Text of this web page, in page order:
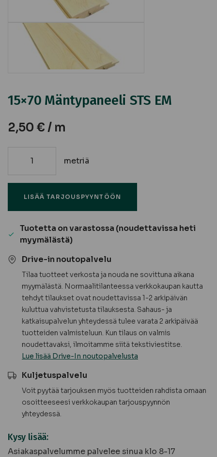
15×70 Mäntypaneeli STS EM
2,50 € / m
määrä
metriä
LISÄÄ TARJOUSPYYNTÖÖN
Tuotetta on varastossa (noudettavissa heti
myymälästä)
Drive-in noutopalvelu
Tilaa tuotteet verkosta ja nouda ne sovittuna aikana
myymälästä. Normaalitilanteessa verkkokaupan kautta
tehdyt tilaukset ovat noudettavissa 1-2 arkipäivän
kuluttua vahvistetusta tilauksesta. Sahaus- ja
katkaisupalvelun yhteydessä tulee varata 2 arkipäivää
tuotteiden valmisteluun. Kun tilaus on valmis
noudettavaksi, ilmoitamme siitä tekstiviestitse.
Lue lisää Drive-In noutopalvelusta
Kuljetuspalvelu
Voit pyytää tarjouksen myös tuotteiden rahdista omaan
osoitteeseesi verkkokaupan tarjouspyynnön
yhteydessä.
Kysy lisää:
Asiakaspalvelumme palvelee sinua klo 8-17